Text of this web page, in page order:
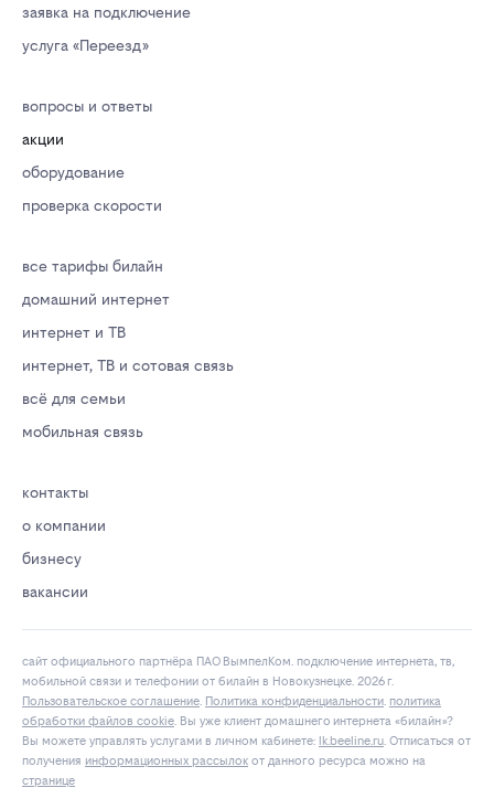
заявка на подключение
услуга «Переезд»
вопросы и ответы
акции
оборудование
проверка скорости
все тарифы билайн
домашний интернет
интернет и ТВ
интернет, ТВ и сотовая связь
всё для семьи
мобильная связь
контакты
о компании
бизнесу
вакансии
сайт официального партнёра ПАО ВымпелКом. подключение интернета, тв,
мобильной связи и телефонии от билайн в Новокузнецке. 2026 г.
Пользовательское соглашение. Политика конфиденциальности. политика
обработки файлов cookie. Вы уже клиент домашнего интернета «билайн»?
Вы можете управлять услугами в личнoм кaбинeтe:
lk.bееlinе.ru. Отписаться от
получения информационных рассылок от данного ресурса можно на
странице